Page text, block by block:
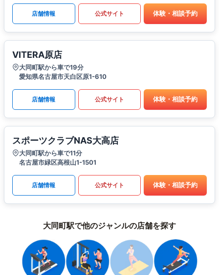
店舗情報 公式サイト 体験・相談予約
VITERA原店
大同町駅から車で19分
愛知県名古屋市天白区原1-610
店舗情報 公式サイト 体験・相談予約
スポーツクラブNAS大高店
大同町駅から車で11分
名古屋市緑区高根山1-1501
店舗情報 公式サイト 体験・相談予約
大同町駅で他のジャンルの店舗を探す